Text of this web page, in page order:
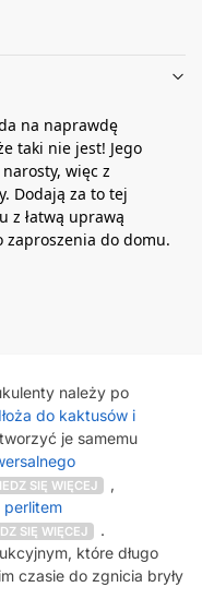
na naprawdę
taki nie jest! Jego
więc z
Dodają za to tej
z łatwą uprawą
do domu.
należy po
do kaktusów i
je samemu
SIĘ WIĘCEJ
,
perlitem
SIĘ WIĘCEJ
.
które długo
czasie do zgnicia bryły